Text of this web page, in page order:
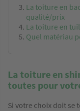
La toiture en
qualité/prix
La toiture en
Quel matériau
La toiture en
toutes pour
Si votre choix doit se